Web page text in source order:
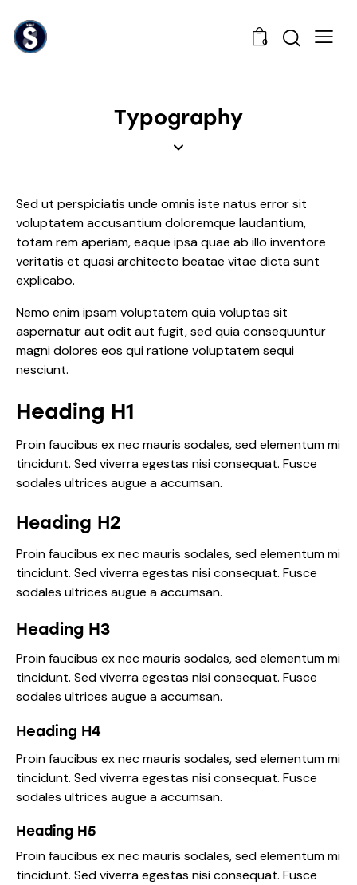
0
Typography
Sed ut perspiciatis unde omnis iste natus error sit
voluptatem accusantium doloremque laudantium,
totam rem aperiam, eaque ipsa quae ab illo inventore
veritatis et quasi architecto beatae vitae dicta sunt
explicabo.
Nemo enim ipsam voluptatem quia voluptas sit
aspernatur aut odit aut fugit, sed quia consequuntur
magni dolores eos qui ratione voluptatem sequi
nesciunt.
Heading H1
Proin faucibus ex nec mauris sodales, sed elementum mi
tincidunt. Sed viverra egestas nisi consequat. Fusce
sodales ultrices augue a accumsan.
Heading H2
Proin faucibus ex nec mauris sodales, sed elementum mi
tincidunt. Sed viverra egestas nisi consequat. Fusce
sodales ultrices augue a accumsan.
Heading H3
Proin faucibus ex nec mauris sodales, sed elementum mi
tincidunt. Sed viverra egestas nisi consequat. Fusce
sodales ultrices augue a accumsan.
Heading H4
Proin faucibus ex nec mauris sodales, sed elementum mi
tincidunt. Sed viverra egestas nisi consequat. Fusce
sodales ultrices augue a accumsan.
Heading H5
Proin faucibus ex nec mauris sodales, sed elementum mi
tincidunt. Sed viverra egestas nisi consequat. Fusce